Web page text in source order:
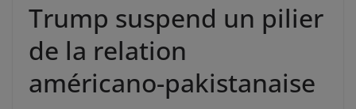
Trump suspend un pilier
de la relation
américano-pakistanaise